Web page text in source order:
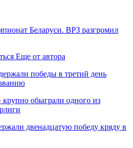
Беларуси. ВРЗ разгромил
Еще от автора
победы в третий день
обыграли одного из
двенадцатую победу кряду в